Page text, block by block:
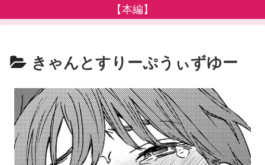
【本編】
きゃんとすりーぷうぃずゆー